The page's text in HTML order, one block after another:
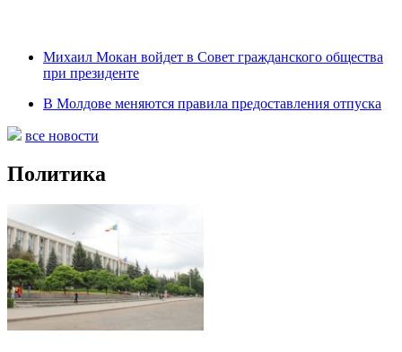
Михаил Мокан войдет в Совет гражданского общества
при президенте
В Молдове меняются правила предоставления отпуска
все новости
Политика